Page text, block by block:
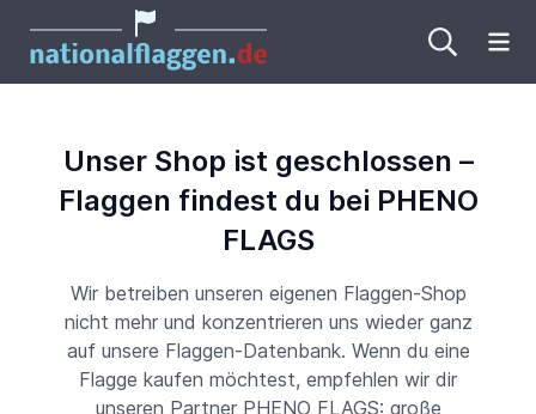
Unser Shop ist geschlossen –
Flaggen findest du bei PHENO
FLAGS
Wir betreiben unseren eigenen Flaggen-Shop
nicht mehr und konzentrieren uns wieder ganz
auf unsere Flaggen-Datenbank. Wenn du eine
Flagge kaufen möchtest, empfehlen wir dir
unseren Partner PHENO FLAGS: große